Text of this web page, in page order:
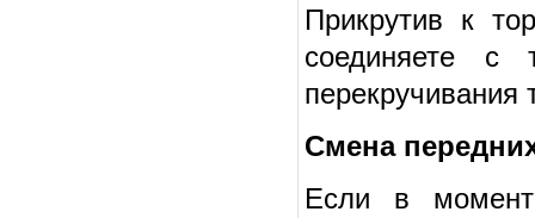
Прикрутив к
соединяете с
перекручивания
Смена
Если в